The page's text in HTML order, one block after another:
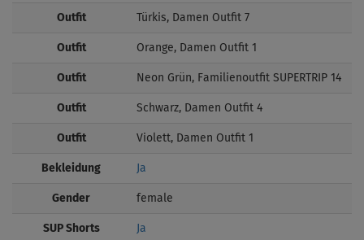
Outfit Türkis, Damen Outfit 7
Outfit Orange, Damen Outfit 1
Outfit Neon Grün, Familienoutfit SUPERTRIP 14
Outfit Schwarz, Damen Outfit 4
Outfit Violett, Damen Outfit 1
Bekleidung Ja
Gender female
SUP Shorts Ja